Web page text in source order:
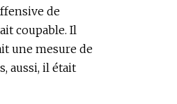
de
coupable. Il
une mesure de
aussi, il était